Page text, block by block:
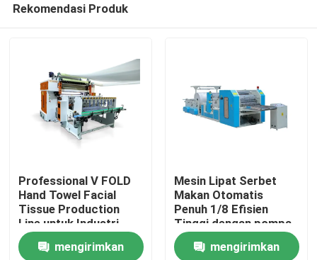
Rumah
Rekomendasi Produk
Professional V FOLD
Hand Towel Facial
Tissue Production
Line untuk Industri
Tissue dengan unit
transfer otomatis
mengirimkan
Mesin Lipat Serbet
Makan Otomatis
Penuh 1/8 Efisien
Tinggi dengan pompa
vakum
mengirimkan